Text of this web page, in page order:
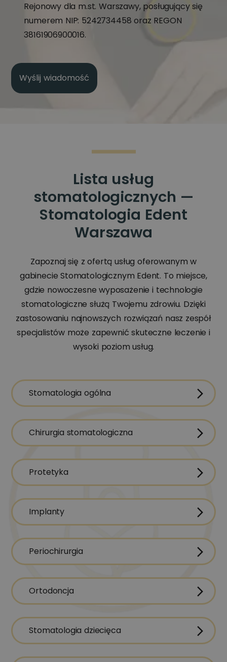
Rejonowy dla m.st. Warszawy, posługujący się
numerem NIP: 5242734458 oraz REGON
38161906900016.
Lista usług
stomatologicznych —
Stomatologia Edent
Warszawa
Zapoznaj się z ofertą usług oferowanym w
gabinecie Stomatologicznym Edent. To miejsce,
gdzie nowoczesne wyposażenie i technologie
stomatologiczne służą Twojemu zdrowiu. Dzięki
zastosowaniu najnowszych rozwiązań nasz zespół
specjalistów może zapewnić skuteczne leczenie i
wysoki poziom usług.
Stomatologia ogólna
Chirurgia stomatologiczna
Protetyka
Implanty
Periochirurgia
Ortodoncja
Stomatologia dziecięca